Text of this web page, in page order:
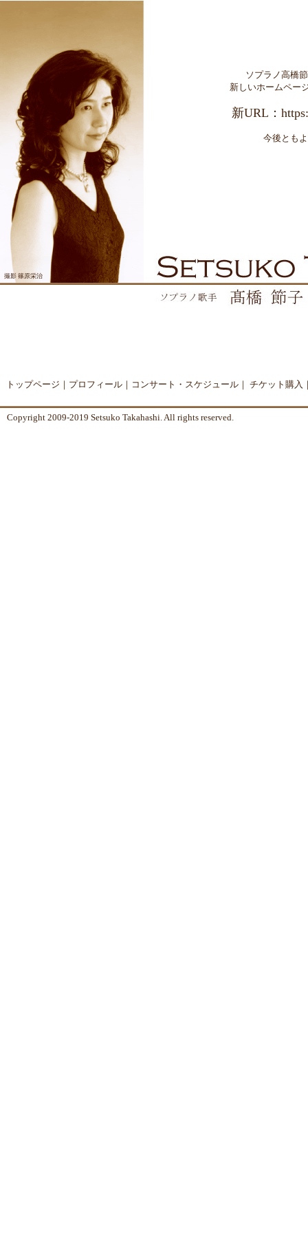
ソプラノ高橋
新しいホームペー
新URL：
今後とも
トップページ ｜ プロフィール ｜ コンサート・スケジュール ｜ チケット購入
Copyright 2009-2019 Setsuko Takahashi. All rights reserved.
撮影 篠原栄治